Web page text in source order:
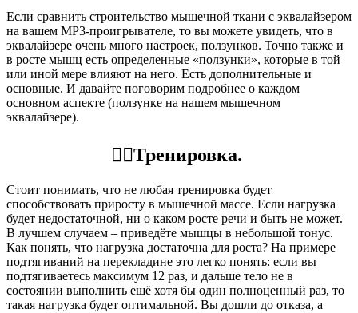
Если сравнить строительство мышечной ткани с эквалайзером
на вашем МР3-проигрывателе, то вы можете увидеть, что в
эквалайзере очень много настроек, ползунков. Точно также и
в росте мышц есть определенные «ползунки», которые в той
или иной мере влияют на него. Есть дополнительные и
основные. И давайте поговорим подробнее о каждом
основном аспекте (ползунке на нашем мышечном
эквалайзере).
🏋️‍♀️Тренировка.
Стоит понимать, что не любая тренировка будет
способствовать приросту в мышечной массе. Если нагрузка
будет недостаточной, ни о каком росте речи и быть не может.
В лучшем случаем – приведёте мышцы в небольшой тонус.
Как понять, что нагрузка достаточна для роста? На примере
подтягиваний на перекладине это легко понять: если вы
подтягиваетесь максимум 12 раз, и дальше тело не в
состоянии выполнить ещё хотя бы один полноценный раз, то
такая нагрузка будет оптимальной. Вы дошли до отказа, а